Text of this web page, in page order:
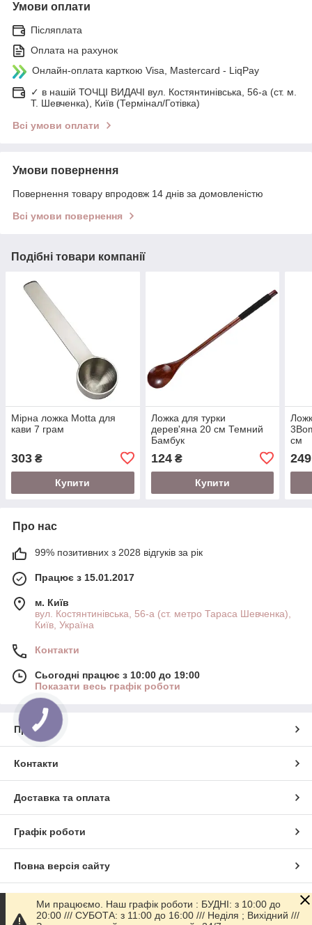
Умови оплати
Післяплата
Оплата на рахунок
Онлайн-оплата карткою Visa, Mastercard - LiqPay
✓ в нашій ТОЧЦІ ВИДАЧІ вул. Костянтинівська, 56-а (ст. м.
Т. Шевченка), Київ (Термінал/Готівка)
Всі умови оплати
Умови повернення
Повернення товару впродовж 14 днів за домовленістю
Всі умови повернення
Подібні товари компанії
Мірна ложка Motta для
кави 7 грам
303 ₴
Купити
Ложка для турки
дерев'яна 20 см Темний
Бамбук
124₴
Купити
см
249
Про нас
99% позитивних з 2028 відгуків за рік
Працює з 15.01.2017
м. Київ
вул. Костянтинівська, 56-а (ст. метро Тараса Шевченка),
Київ, Україна
Контакти
Сьогодні працює з 10:00 до 19:00
Показати весь графік роботи
Про нас
Контакти
Доставка та оплата
Графік роботи
Повна версія сайту
Сайт створено на маркетплейсі Prom.ua
Ми працюємо. Наш графік роботи : БУДНІ: з 10:00 до
20:00 /// СУБОТА: з 11:00 до 16:00 /// Неділя ; Вихідний ///
КНОПКА
ЗВ'ЯЗКУ